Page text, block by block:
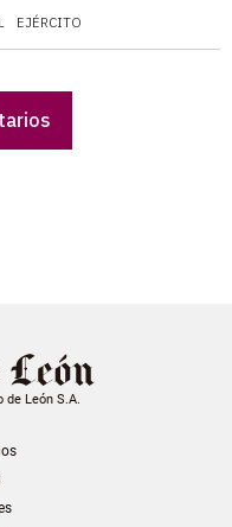
EJÉRCITO
de León S.A.